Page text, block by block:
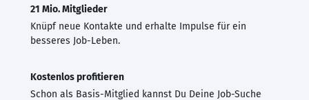
21 Mio. Mitglieder
Knüpf neue Kontakte und erhalte Impulse für ein
besseres Job-Leben.
Kostenlos profitieren
Schon als Basis-Mitglied kannst Du Deine Job-Suche